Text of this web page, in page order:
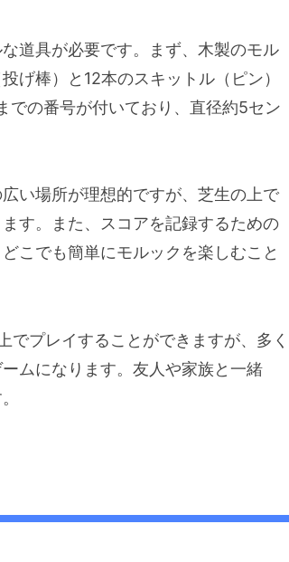
道具が必要です。まず、木製のモル
げ棒）と12本のスキットル（ピン）
での番号が付いており、直径約5セン
い場所が理想的ですが、芝生の上で
す。また、スコアを記録するための
こでも簡単にモルックを楽しむこと
プレイすることができますが、多く
ムになります。友人や家族と一緒